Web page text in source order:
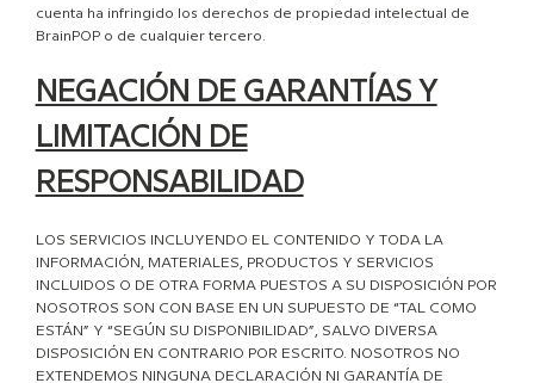
cuenta ha infringido los derechos de propiedad intelectual de
BrainPOP o de cualquier tercero.
NEGACIÓN DE GARANTÍAS Y
LIMITACIÓN DE
RESPONSABILIDAD
LOS SERVICIOS INCLUYENDO EL CONTENIDO Y TODA LA
INFORMACIÓN, MATERIALES, PRODUCTOS Y SERVICIOS
INCLUIDOS O DE OTRA FORMA PUESTOS A SU DISPOSICIÓN POR
NOSOTROS SON CON BASE EN UN SUPUESTO DE “TAL COMO
ESTÁN” Y “SEGÚN SU DISPONIBILIDAD”, SALVO DIVERSA
DISPOSICIÓN EN CONTRARIO POR ESCRITO. NOSOTROS NO
EXTENDEMOS NINGUNA DECLARACIÓN NI GARANTÍA DE